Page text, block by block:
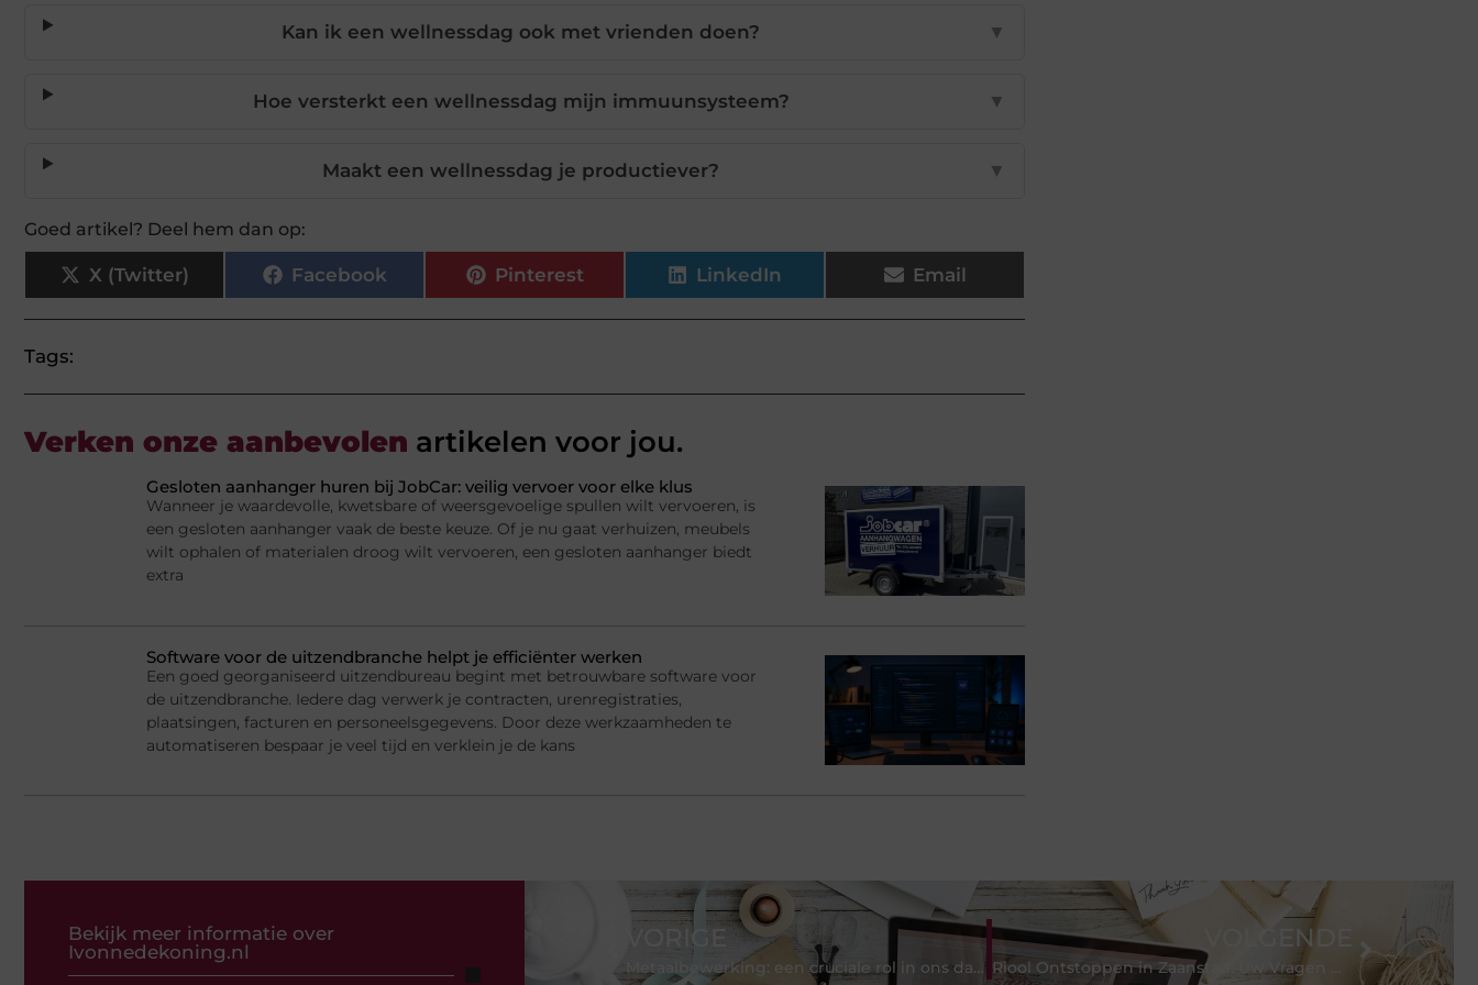
Kan ik een wellnessdag ook met vrienden doen? ▼
Hoe versterkt een wellnessdag mijn immuunsysteem? ▼
Maakt een wellnessdag je productiever? ▼
Goed artikel? Deel hem dan op:
X (Twitter) Facebook Pinterest LinkedIn Email
Tags:
Verken onze aanbevolen artikelen voor jou.
Gesloten aanhanger huren bij JobCar: veilig vervoer voor elke klus
Wanneer je waardevolle, kwetsbare of weersgevoelige spullen wilt vervoeren, is
een gesloten aanhanger vaak de beste keuze. Of je nu gaat verhuizen, meubels
wilt ophalen of materialen droog wilt vervoeren, een gesloten aanhanger biedt
extra
Software voor de uitzendbranche helpt je efficiënter werken
Een goed georganiseerd uitzendbureau begint met betrouwbare software voor
de uitzendbranche. Iedere dag verwerk je contracten, urenregistraties,
plaatsingen, facturen en personeelsgegevens. Door deze werkzaamheden te
automatiseren bespaar je veel tijd en verklein je de kans
Bekijk meer informatie over
Ivonnedekoning.nl
VORIGE
Metaalbewerking: een cruciale rol in ons dagelijks leven
VOLGENDE
Riool Ontstoppen in Zaanstad: Uw Vragen Beantwoord